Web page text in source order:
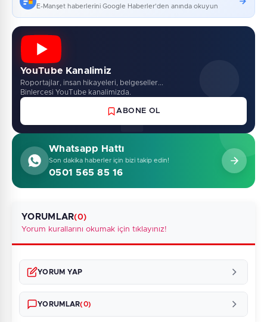
E-Manşet haberlerini Google Haberler'den anında okuyun
YouTube Kanalimiz
Roportajlar, insan hikayeleri, belgeseller...
Binlercesi YouTube kanalimizda.
ABONE OL
Whatsapp Hattı
Son dakika haberler için bizi takip edin!
0501 565 85 16
YORUMLAR(0)
Yorum kurallarını okumak için tıklayınız!
YORUM YAP
YORUMLAR(0)